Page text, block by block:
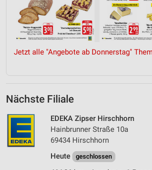
Jetzt alle "Angebote ab Donnerstag"
Nächste Filiale
EDEKA Zipser Hirschhorn
Hainbrunner Straße 10a
69434 Hirschhorn
Heute
geschlossen